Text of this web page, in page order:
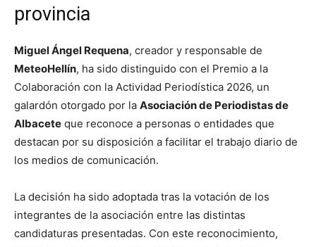
provincia
Miguel Ángel Requena, creador y responsable de
MeteoHellín, ha sido distinguido con el Premio a la
Colaboración con la Actividad Periodística 2026, un
galardón otorgado por la Asociación de Periodistas de
Albacete que reconoce a personas o entidades que
destacan por su disposición a facilitar el trabajo diario de
los medios de comunicación.
La decisión ha sido adoptada tras la votación de los
integrantes de la asociación entre las distintas
candidaturas presentadas. Con este reconocimiento,